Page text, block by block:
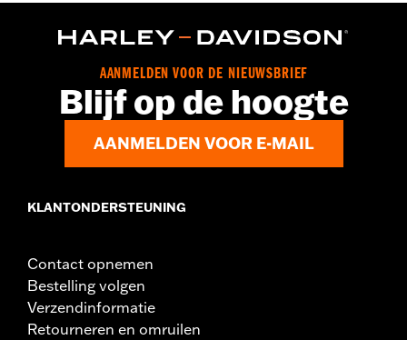
Per stuk verkocht:Elk
AANMELDEN VOOR DE NIEUWSBRIEF
Blijf op de hoogte
AANMELDEN VOOR E-MAIL
KLANTONDERSTEUNING
Contact opnemen
Bestelling volgen
Verzendinformatie
Retourneren en omruilen